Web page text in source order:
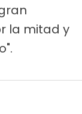
la mitad y